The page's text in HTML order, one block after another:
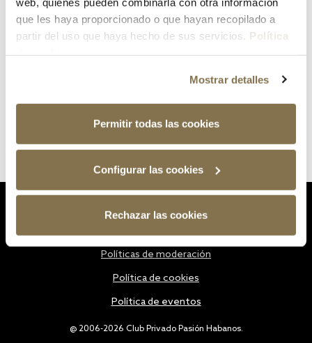
que les haya proporcionado o que hayan recopilado a
partir del uso que haya hecho de sus servicios. Política
Mostrar detalles
Permitir todas las cookies
Configurar las cookies
Rechazar las cookies
@ 2006-2026 Club Privado Pasión Habanos.
Políticas de moderación
Política de cookies
Política de eventos